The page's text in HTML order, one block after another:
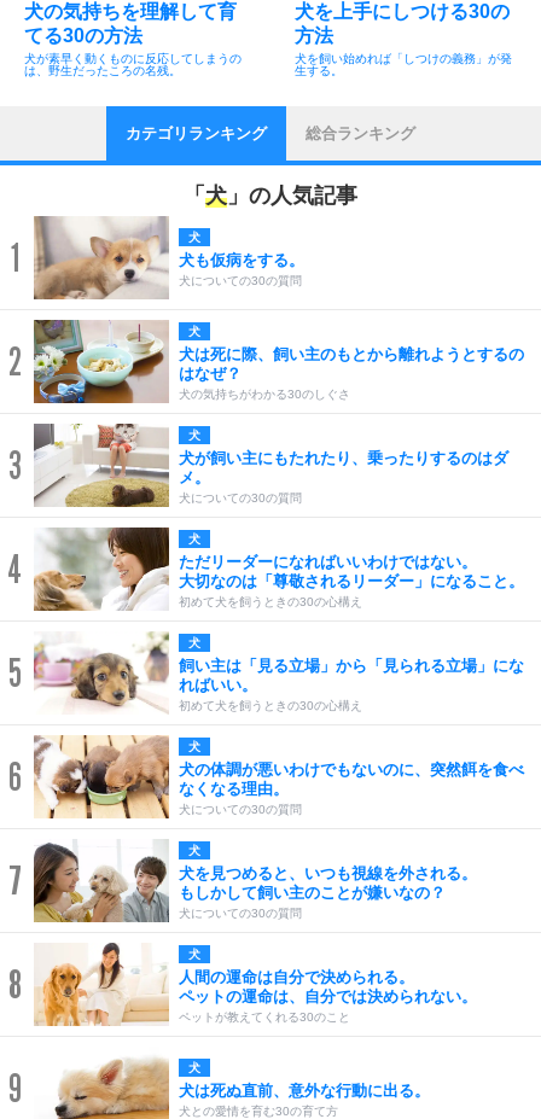
犬の気持ちを理解して育
てる30の方法
犬が素早く動くものに反応してしまうの
は、野生だったころの名残。
犬を上手にしつける30の
方法
犬を飼い始めれば「しつけの義務」が発
生する。
カテゴリランキング 総合ランキング
「 犬 」の人気記事
1 犬
犬も仮病をする。
犬についての30の質問
2
犬
犬は死に際、飼い主のもとから離れようとするの
はなぜ？
犬の気持ちがわかる30のしぐさ
3
犬
犬が飼い主にもたれたり、乗ったりするのはダ
メ。
犬についての30の質問
4
犬
ただリーダーになればいいわけではない。
大切なのは「尊敬されるリーダー」になること。
初めて犬を飼うときの30の心構え
5
犬
飼い主は「見る立場」から「見られる立場」にな
ればいい。
初めて犬を飼うときの30の心構え
6
犬
犬の体調が悪いわけでもないのに、突然餌を食べ
なくなる理由。
犬についての30の質問
7
犬
犬を見つめると、いつも視線を外される。
もしかして飼い主のことが嫌いなの？
犬についての30の質問
8
犬
人間の運命は自分で決められる。
ペットの運命は、自分では決められない。
ペットが教えてくれる30のこと
9 犬
犬は死ぬ直前、意外な行動に出る。
犬との愛情を育む30の育て方